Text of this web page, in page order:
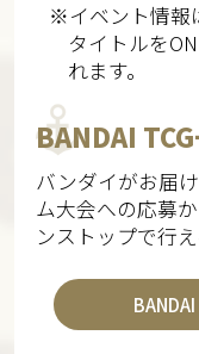
※イベント情報
タイトルを
れます。
BANDAI
バンダイがお届
ム大会への応募
ンストップで行え